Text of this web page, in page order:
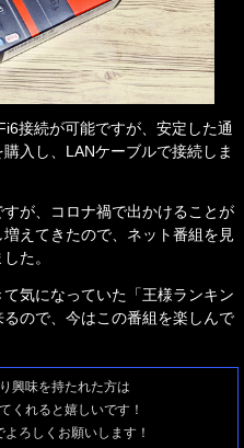
接続が可能ですが、安定した通
入し、LANケーブルで接続しま
が、コロナ禍で出かけることが
えてきたので、ネット番組を見
た。
気になっていた「王様ランキン
ので、今はこの番組を楽しんで
興味を持たれた方は
くれると嬉しいです！
ろしくお願いします！